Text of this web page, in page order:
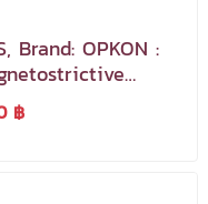
Brand: OPKON :
Sensor
฿